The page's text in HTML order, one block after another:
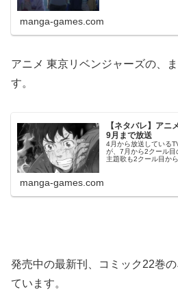
manga-games.com
アニメ 東京リベンジャーズの、
す。
【ネタバレ】アニ
9月まで放送
4月から放送している
が、7月から2クール
主題歌も2クール目か
manga-games.com
発売中の最新刊、コミック22巻
ています。